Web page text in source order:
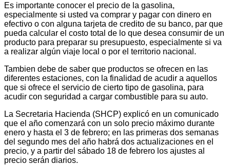
Es importante conocer el precio de la gasolina,
especialmente si usted va comprar y pagar con dinero en
efectivo o con alguna tarjeta de credito de su banco, par que
pueda calcular el costo total de lo que desea consumir de un
producto para preparar su presupuesto, especialmente si va
a realizar algún viaje local o por el territorio nacional.
Tambien debe de saber que productos se ofrecen en las
diferentes estaciones, con la finalidad de acudir a aquellos
que si ofrece el servicio de cierto tipo de gasolina, para
acudir con seguridad a cargar combustible para su auto.
La Secretaria Hacienda (SHCP) explicó en un comunicado
que el año comenzará con un solo precio máximo durante
enero y hasta el 3 de febrero; en las primeras dos semanas
del segundo mes del año habrá dos actualizaciones en el
precio, y a partir del sábado 18 de febrero los ajustes al
precio serán diarios.